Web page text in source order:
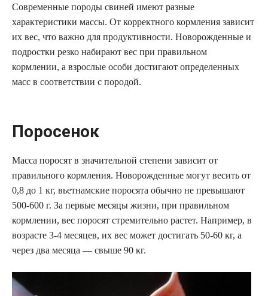
Современные породы свиней имеют разные
характеристики массы. От корректного кормления зависит
их вес, что важно для продуктивности. Новорожденные и
подростки резко набирают вес при правильном
кормлении, а взрослые особи достигают определенных
масс в соответствии с породой.
Поросенок
Масса поросят в значительной степени зависит от
правильного кормления. Новорожденные могут весить от
0,8 до 1 кг, вьетнамские поросята обычно не превышают
500-600 г. За первые месяцы жизни, при правильном
кормлении, вес поросят стремительно растет. Например, в
возрасте 3-4 месяцев, их вес может достигать 50-60 кг, а
через два месяца — свыше 90 кг.